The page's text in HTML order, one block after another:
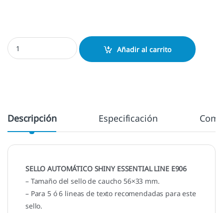
Essential Line E906 - 56x33 mm. cantidad
Añadir al carrito
Descripción Especificación
SELLO AUTOMÁTICO SHINY ESSENTIAL LINE E906
– Tamaño del sello de caucho 56×33 mm.
– Para 5 ó 6 lineas de texto recomendadas para este
sello.